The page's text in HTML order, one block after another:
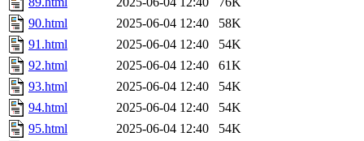
90.html
2025-06-04 12:40
58K
91.html
2025-06-04 12:40
54K
92.html
2025-06-04 12:40
61K
93.html
2025-06-04 12:40
54K
94.html
2025-06-04 12:40
54K
95.html
2025-06-04 12:40
54K